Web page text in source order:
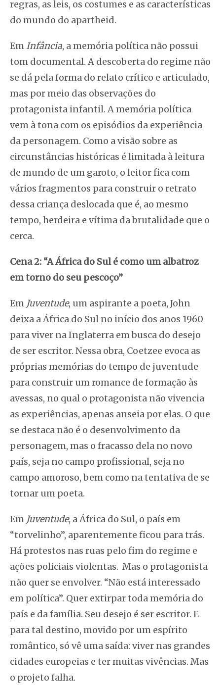
regras, as leis, os costumes e as características
do mundo do apartheid.
EmInfância, a memória política não possui
tom documental. A descoberta do regime não
se dá pela forma do relato crítico e articulado,
mas por meio das observações do
protagonista infantil. A memória política
vem à tona com os episódios da experiência
da personagem. Como a visão sobre as
circunstâncias históricas é limitada à leitura
de mundo de um garoto, o leitor fica com
vários fragmentos para construir o retrato
dessa criança deslocada que é, ao mesmo
tempo, herdeira e vítima da brutalidade que o
cerca.
Cena 2: “A África do Sul é como um albatroz
em torno do seu pescoço”
Em Juventude, um aspirante a poeta, John
deixa a África do Sul no início dos anos 1960
para viver na Inglaterra em busca do desejo
de ser escritor. Nessa obra, Coetzee evoca as
próprias memórias do tempo de juventude
para construir um romance de formação às
avessas, no qual o protagonista não vivencia
as experiências, apenas anseia por elas. O que
se destaca não é o desenvolvimento da
personagem, mas o fracasso dela no novo
país, seja no campo profissional, seja no
campo amoroso, bem como na tentativa de se
tornar um poeta.
Em Juventude, a África do Sul, o país em
“torvelinho”, aparentemente ficou para trás.
Há protestos nas ruas pelo fim do regime e
ações policiais violentas. Mas o protagonista
não quer se envolver. “Não está interessado
em política”. Quer extirpar toda memória do
país e da família. Seu desejo é ser escritor. E
para tal destino, movido por um espírito
romântico, só vê uma saída: viver nas grandes
cidades europeias e ter muitas vivências. Mas
o projeto falha.